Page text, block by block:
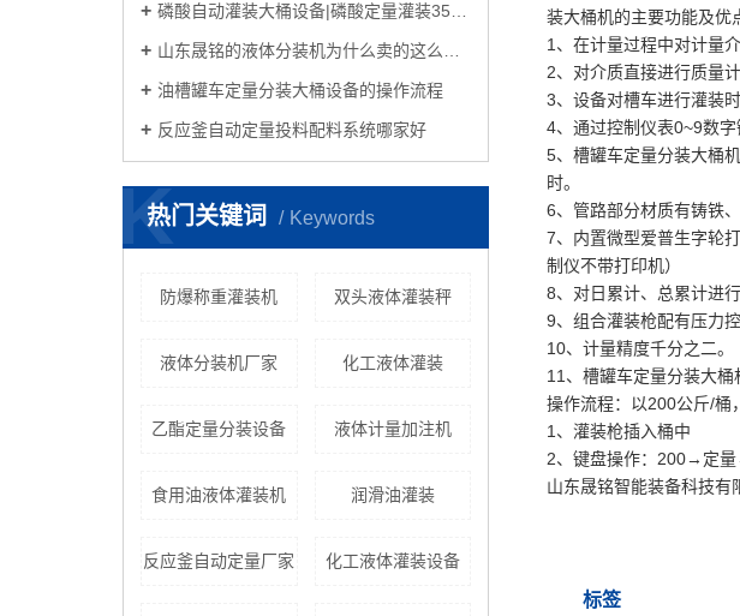
磷酸自动灌装大桶设备|磷酸定量灌装35kg塑料桶分装设备
山东晟铭的液体分装机为什么卖的这么火？
油槽罐车定量分装大桶设备的操作流程
反应釜自动定量投料配料系统哪家好
热门关键词 Keywords
K
防爆称重灌装机 双头液体灌装秤
液体分装机厂家 化工液体灌装
乙酯定量分装设备 液体计量加注机
食用油液体灌装机 润滑油灌装
反应釜自动定量厂家 化工液体灌装设备
装大桶机的主要功能及优
1、在计量过程中对计量
2、对介质直接进行质量
3、设备对槽车进行灌装
4、通过控制仪表0~9数
5、槽罐车定量分装大桶
时。
6、管路部分材质有铸铁
7、内置微型爱普生字轮
制仪不带打印机）
8、对日累计、总累计进行
9、组合灌装枪配有压力
10、计量精度千分之二。
11、槽罐车定量分装大桶
操作流程：以200公斤/桶
1、灌装枪插入桶中
2、键盘操作：200→定
山东晟铭智能装备科技有
标签